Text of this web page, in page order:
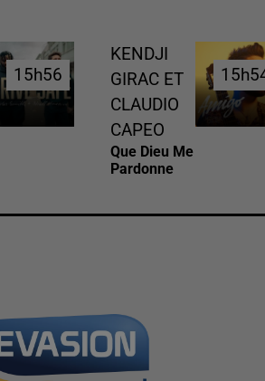
15h56
15h56
KENDJI
GIRAC ET
CLAUDIO
CAPEO
Que Dieu Me
Pardonne